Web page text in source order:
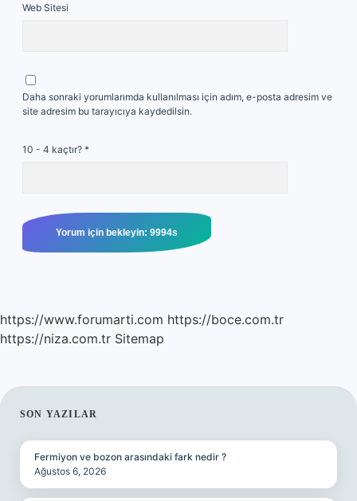
Web Sitesi
Daha sonraki yorumlarımda kullanılması için adım, e-posta adresim ve
site adresim bu tarayıcıya kaydedilsin.
10 - 4 kaçtır? *
https://www.forumarti.com https://boce.com.tr
https://niza.com.tr Sitemap
SIDEBAR
SON YAZILAR
Fermiyon ve bozon arasındaki fark nedir ?
Ağustos 6, 2026